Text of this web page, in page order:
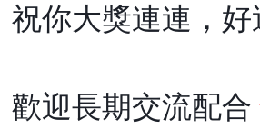
祝你大獎連連，好
歡迎長期交流配合